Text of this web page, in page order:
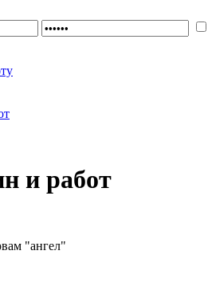
и работ
"ангел"